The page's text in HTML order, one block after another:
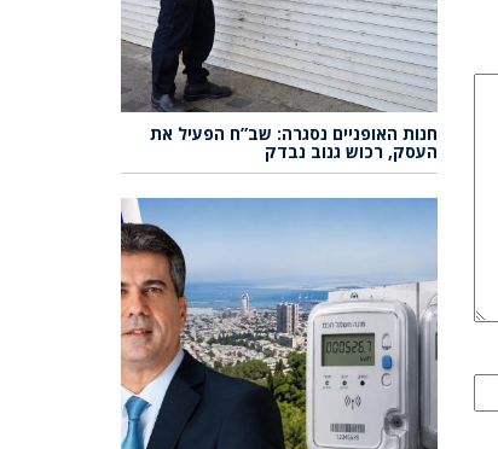
חנות האופניים נסגרה: שב”ח הפעיל את
העסק, רכוש גנוב נבדק